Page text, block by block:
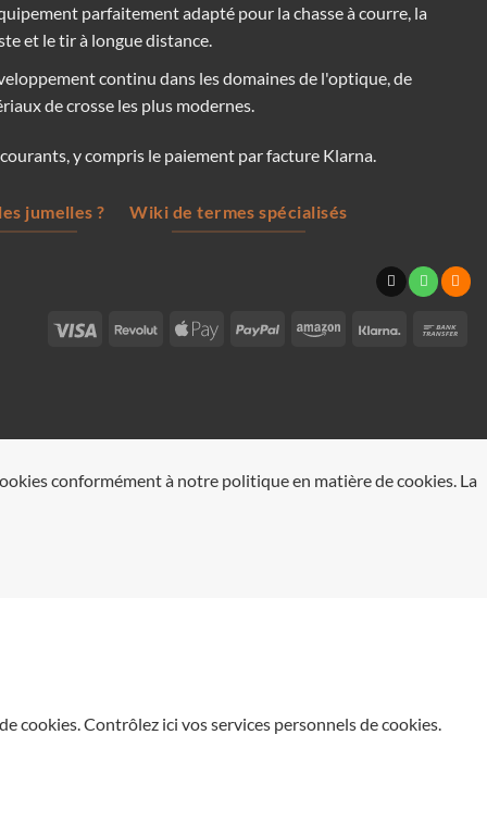
parfaitement adapté pour la chasse à courre, la
et le tir à longue distance.
continu dans les domaines de l'optique, de
de crosse les plus modernes.
y compris le paiement par facture Klarna.
jumelles ? Wiki de termes spécialisés
Visa Revolut
Apple
PayPal Amazon Klarna
conformément à notre politique en matière de cookies. La
cookies. Contrôlez ici vos services personnels de cookies.